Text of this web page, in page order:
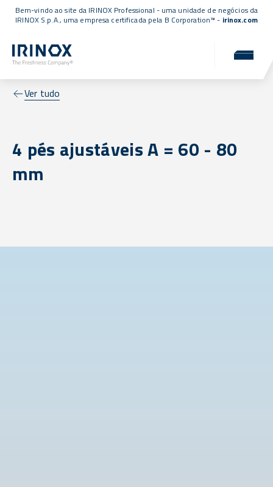
Bem-vindo ao site da IRINOX Professional - uma unidade de negócios da
IRINOX S.p.A., uma empresa certificada pela B Corporation™ - irinox.com
Ver tudo
4 pés ajustáveis A = 60 - 80
mm